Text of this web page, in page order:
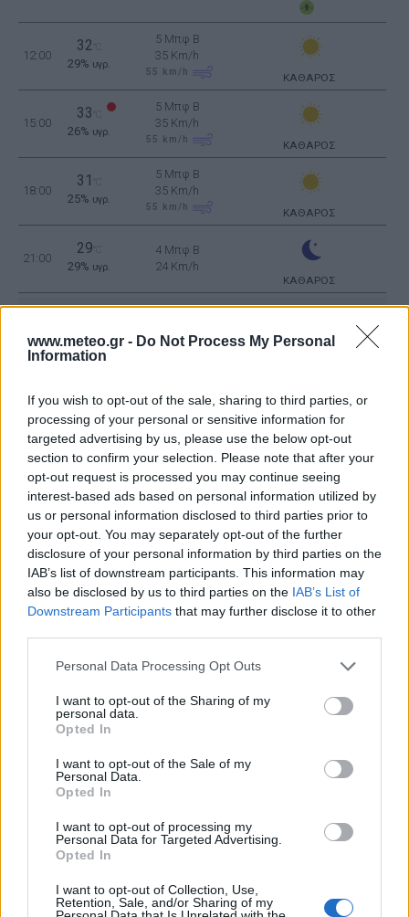
www.meteo.gr - Do Not Process My Personal
Information
If you wish to opt-out of the sale, sharing to third parties, or
processing of your personal or sensitive information for
targeted advertising by us, please use the below opt-out
section to confirm your selection. Please note that after your
opt-out request is processed you may continue seeing
interest-based ads based on personal information utilized by
us or personal information disclosed to third parties prior to
your opt-out. You may separately opt-out of the further
disclosure of your personal information by third parties on the
IAB’s list of downstream participants. This information may
also be disclosed by us to third parties on the IAB’s List of
Downstream Participants that may further disclose it to other
Personal Data Processing Opt Outs
I want to opt-out of the Sharing of my
personal data.
Opted In
I want to opt-out of the Sale of my
Personal Data.
Opted In
I want to opt-out of processing my
Personal Data for Targeted Advertising.
Opted In
I want to opt-out of Collection, Use,
Retention, Sale, and/or Sharing of my
12:00
32
29% υγρ.
5 Μπφ B
35 Km/h
55 km/h ΚΑΘΑΡΟΣ
15:00
33
26% υγρ.
5 Μπφ B
35 Km/h
55 km/h ΚΑΘΑΡΟΣ
18:00
31
25% υγρ.
5 Μπφ B
35 Km/h
55 km/h ΚΑΘΑΡΟΣ
21:00
29
29% υγρ.
4 Μπφ B
24 Km/h
ΚΑΘΑΡΟΣ
ΔΕΥΤΕΡΑ10 ΑΥΓΟΥΣΤΟΥ Ανατολή: 06:34 - Δύση 20:24
27°C
03:00
26°C
46% υγρ.
5 Μπφ B
35 Km/h
55 km/h ΚΑΘΑΡΟΣ
06:00
25°C
49%υγρ.
5 Μπφ B
35 Km/h
ΚΑΘΑΡΟΣ
09:00
26 °C
45%υγρ.
35 Km/h
55 km/h
30°C
55km/h
32 °C
28% υγρ.
6 Μπφ B
30°C
32%υγρ.
5 Μπφ B
27°C
30%υγρ.
4 Μπφ B
ΤΡΙΤΗ11 ΑΥΓΟΥΣΤΟΥ Ανατολή: 06:35 - Δύση 20:23